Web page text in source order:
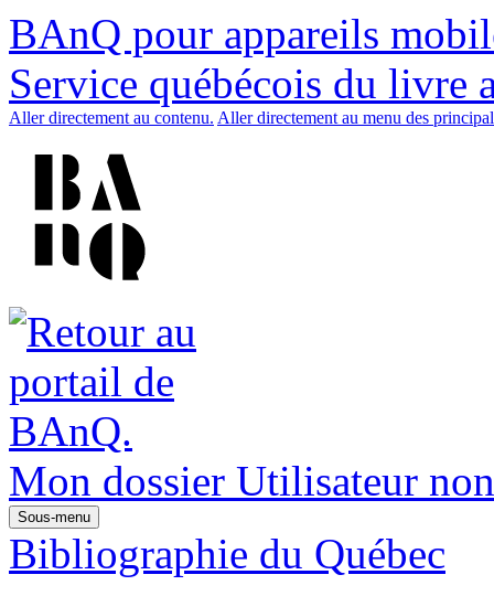
BAnQ pour appareils
Service québécois du livre
Aller directement au contenu. Aller directement au menu des
Mon dossier Utilisateur
Sous-menu
Bibliographie du Québec